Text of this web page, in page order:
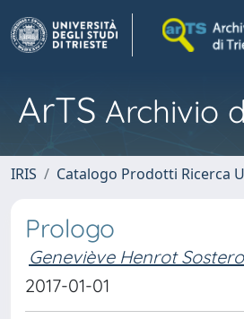
ArTS Archivio
IRIS Catalogo Prodotti Ricerca
Prologo
Geneviève Henrot Sostero
2017-01-01